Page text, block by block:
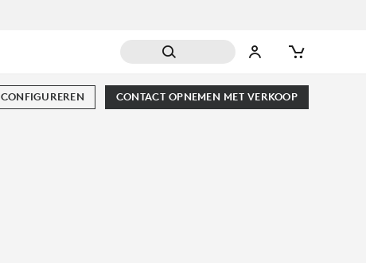
CONTACT OPNEMEN MET VERKOOP